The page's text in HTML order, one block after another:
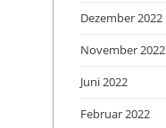
Dezember 2022
November 2022
Juni 2022
Februar 2022